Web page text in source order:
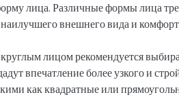
лица. Различные формы лица
внешнего вида и
лицом рекомендуется
впечатление более узкого и
как квадратные или